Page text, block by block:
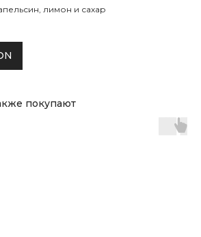
лимон и сахар
покупают